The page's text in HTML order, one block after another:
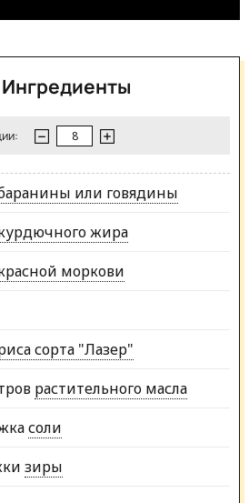
Ингредиенты
или говядины
жира
моркови
сорта "Лазер"
растительного масла
соли
зиры